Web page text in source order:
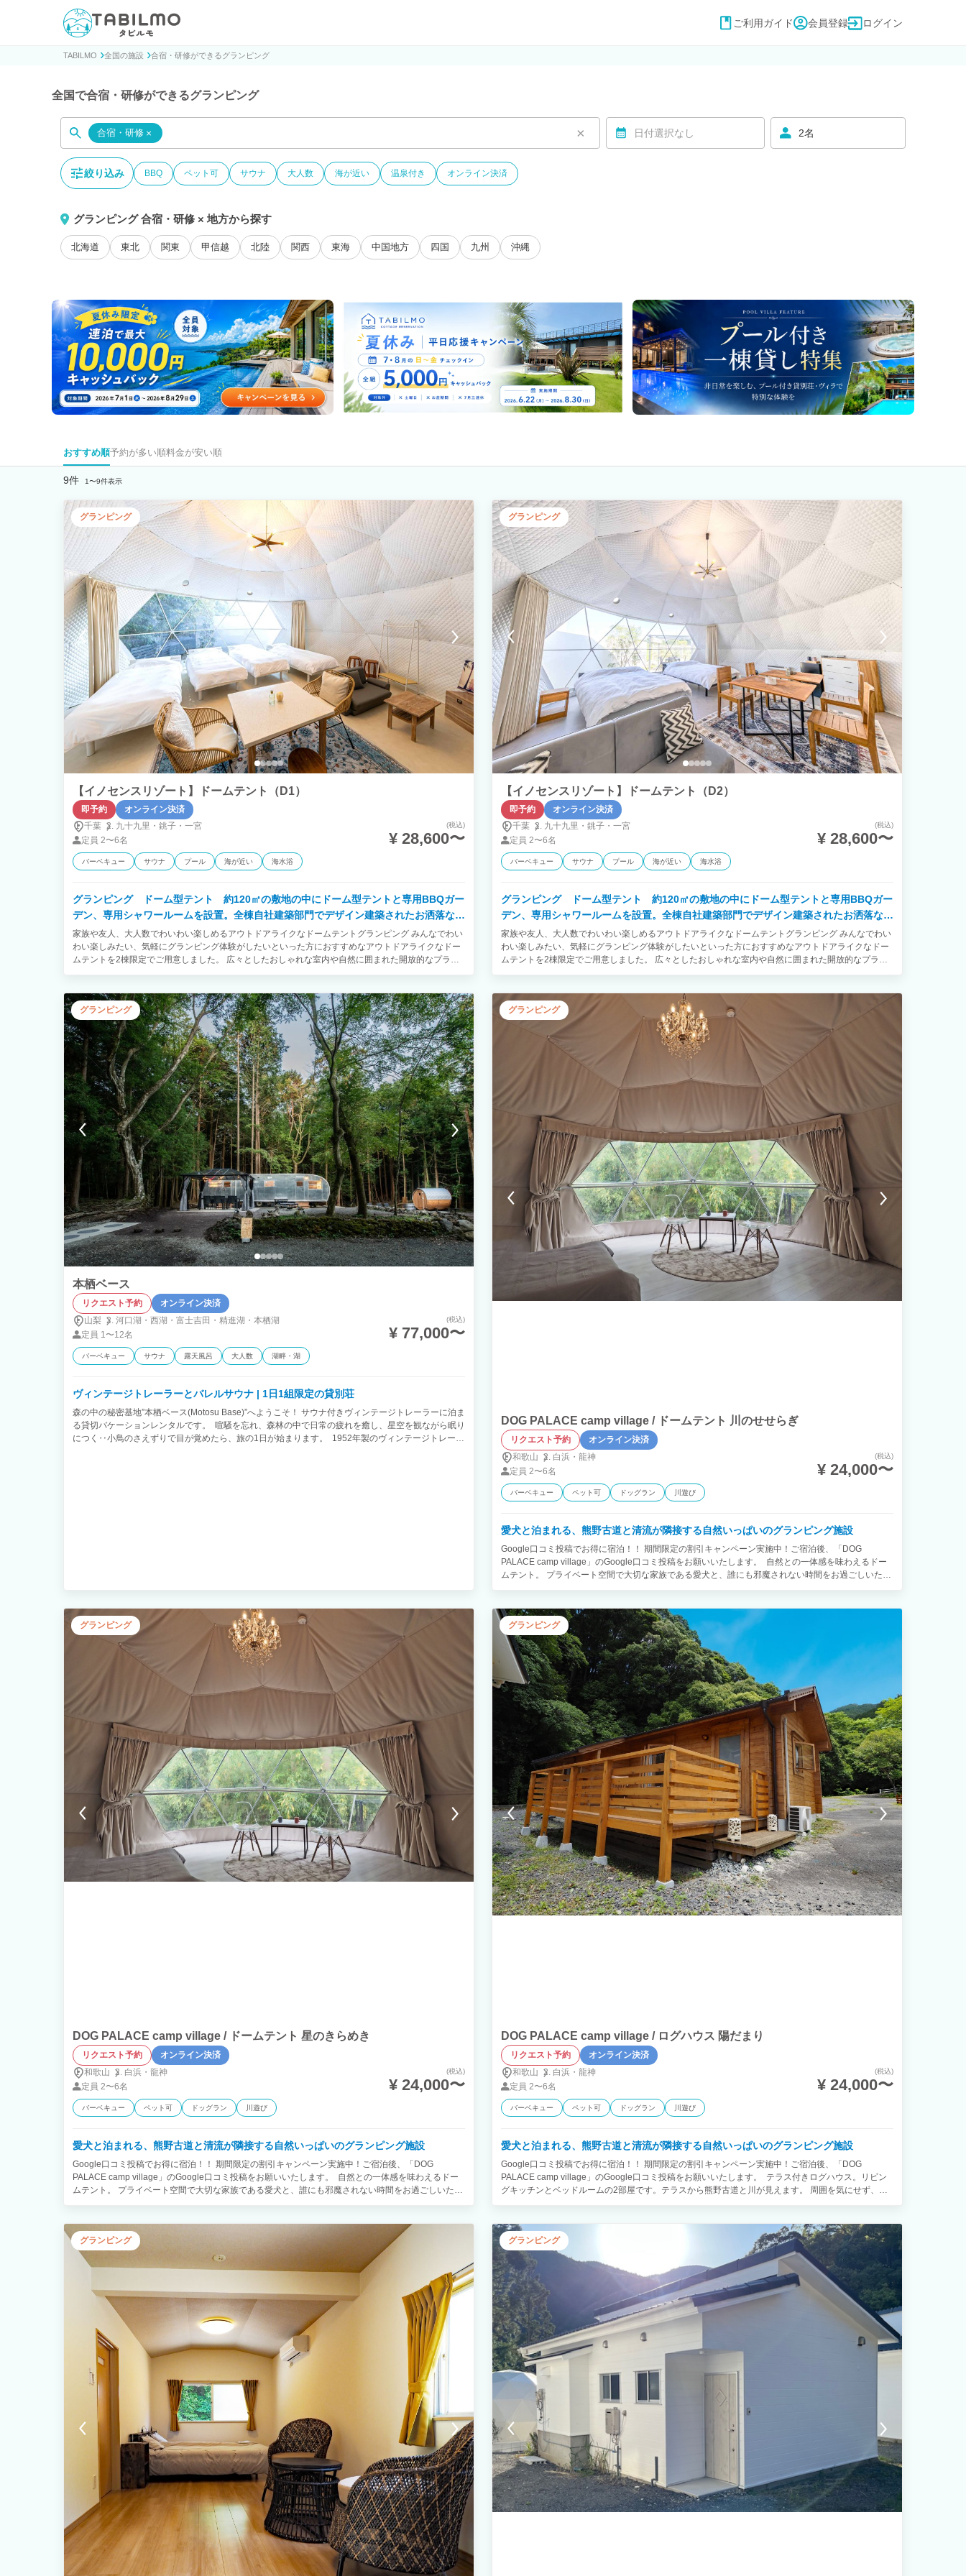
貸別荘コテージ・一棟貸し宿泊予約サイトTABILMO(タビルモ)
ご利用ガイド 会員登録 ログイン
TABILMO 全国の施設 合宿・研修ができるグランピング
全国で合宿・研修ができるグランピング
合宿・研修 × × 日付選択なし 2名
絞り込み BBQ ペット可 サウナ 大人数 海が近い 温泉付き オンライン決済
グランピング 合宿・研修 × 地方から探す
北海道 東北 関東 甲信越 北陸 関西 東海 中国地方 四国 九州 沖縄
おすすめ順予約が多い順料金が安い順
9件 1〜9件表示
グランピング
【イノセンスリゾート】ドームテント（D1）
即予約
オンライン決済
千葉
九十九里・ 銚子・ 一宮
定員 2〜6名
(税込)
¥ 28,600〜
バーベキュー サウナ プール 海が近い 海水浴
グランピング ドーム型テント 約120㎡の敷地の中にドーム型テントと専用BBQガー
デン、専用シャワールームを設置。全棟自社建築部門でデザイン建築されたお洒落なお
部屋です。
家族や友人、大人数でわいわい楽しめるアウトドアライクなドームテントグランピング みんなでわい
わい楽しみたい、気軽にグランピング体験がしたいといった方におすすめなアウトドアライクなドー
ムテントを2棟限定でご用意しました。 広々としたおしゃれな室内や自然に囲まれた開放的なプライ
グランピング
【イノセンスリゾート】ドームテント（D2）
即予約
オンライン決済
千葉
九十九里・ 銚子・ 一宮
定員 2〜6名
(税込)
¥ 28,600〜
バーベキュー サウナ プール 海が近い 海水浴
グランピング ドーム型テント 約120㎡の敷地の中にドーム型テントと専用BBQガー
デン、専用シャワールームを設置。全棟自社建築部門でデザイン建築されたお洒落なお
部屋です。
家族や友人、大人数でわいわい楽しめるアウトドアライクなドームテントグランピング みんなでわい
わい楽しみたい、気軽にグランピング体験がしたいといった方におすすめなアウトドアライクなドー
ムテントを2棟限定でご用意しました。 広々としたおしゃれな室内や自然に囲まれた開放的なプライ
グランピング
本栖ベース
リクエスト予約
オンライン決済
山梨
河口湖・ 西湖・ 富士吉田・ 精進湖・ 本栖湖
定員 1〜12名
(税込)
¥ 77,000〜
バーベキュー サウナ 露天風呂 大人数 湖畔・湖
ヴィンテージトレーラーとバレルサウナ | 1日1組限定の貸別荘
森の中の秘密基地”本栖ベース(Motosu Base)”へようこそ！ サウナ付きヴィンテージトレーラーに泊ま
る貸切バケーションレンタルです。 喧騒を忘れ、森林の中で日常の疲れを癒し、星空を観ながら眠り
につく‥小鳥のさえずりで目が覚めたら、旅の1日が始まります。 1952年製のヴィンテージトレーラ
グランピング
DOG PALACE camp village / ドームテント 川のせせらぎ
リクエスト予約
オンライン決済
和歌山
白浜・ 龍神
定員 2〜6名
(税込)
¥ 24,000〜
バーベキュー ペット可 ドッグラン 川遊び
愛犬と泊まれる、熊野古道と清流が隣接する自然いっぱいのグランピング施設
Google口コミ投稿でお得に宿泊！！ 期間限定の割引キャンペーン実施中！ご宿泊後、「DOG
PALACE camp village」のGoogle口コミ投稿をお願いいたします。 自然との一体感を味わえるドー
ムテント。 プライベート空間で大切な家族である愛犬と、誰にも邪魔されない時間をお過ごしいただ
犬(20kg〜)：1,500円 ※わんちゃんと一緒にテラスかBBQハウスでお食事が可能です。 ※一緒のお布
団でお休みいただくことも可能です。
グランピング
DOG PALACE camp village / ドームテント 星のきらめき
リクエスト予約
オンライン決済
和歌山
白浜・ 龍神
定員 2〜6名
(税込)
¥ 24,000〜
バーベキュー ペット可 ドッグラン 川遊び
愛犬と泊まれる、熊野古道と清流が隣接する自然いっぱいのグランピング施設
Google口コミ投稿でお得に宿泊！！ 期間限定の割引キャンペーン実施中！ご宿泊後、「DOG
PALACE camp village」のGoogle口コミ投稿をお願いいたします。 自然との一体感を味わえるドー
ムテント。 プライベート空間で大切な家族である愛犬と、誰にも邪魔されない時間をお過ごしいただ
犬(20kg〜)：1,500円 ※わんちゃんと一緒にテラスかBBQハウスでお食事が可能です。 ※一緒のお布
団でお休みいただくことも可能です。
グランピング
DOG PALACE camp village / ログハウス 陽だまり
リクエスト予約
オンライン決済
和歌山
白浜・ 龍神
定員 2〜6名
(税込)
¥ 24,000〜
バーベキュー ペット可 ドッグラン 川遊び
愛犬と泊まれる、熊野古道と清流が隣接する自然いっぱいのグランピング施設
Google口コミ投稿でお得に宿泊！！ 期間限定の割引キャンペーン実施中！ご宿泊後、「DOG
PALACE camp village」のGoogle口コミ投稿をお願いいたします。 テラス付きログハウス。リビン
グキッチンとベッドルームの2部屋です。テラスから熊野古道と川が見えます。 周囲を気にせず、心
夕食&朝食：5,000円 ⚫︎わんちゃん利用料 - 小・中型犬(〜20kg)：1,000円 - 大型犬(20kg〜)：1,500円
※わんちゃんと一緒にテラスかBBQハウスでお食事が可能です。 ※一緒のお布団でお休みいただくこ
とも可能です。
グランピング グランピング